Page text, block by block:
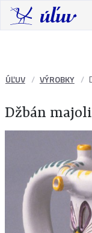
ÚĽUV VÝROBKY
Džbán